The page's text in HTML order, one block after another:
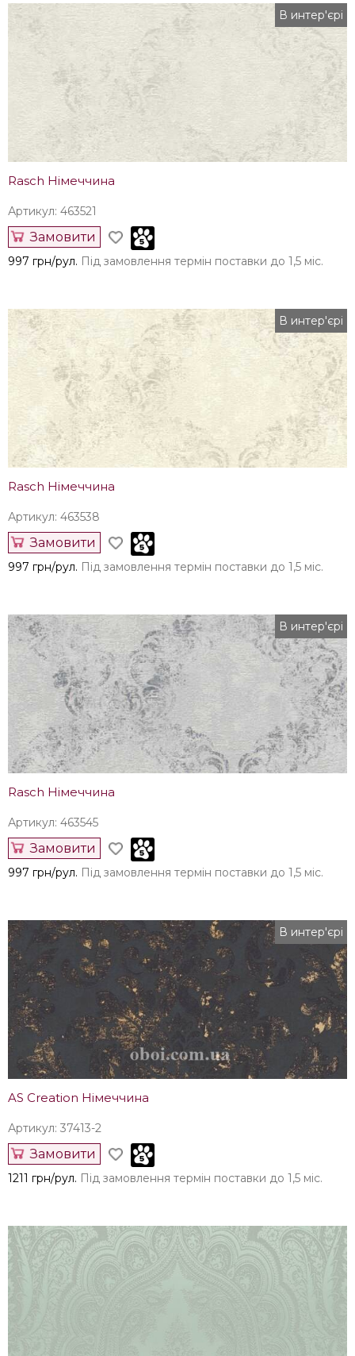
В интер'єрі
Rasch Німеччина
Артикул: 463521
Замовити
997 грн/рул. Під замовлення термін поставки до 1,5 міс.
В интер'єрі
Rasch Німеччина
Артикул: 463538
Замовити
997 грн/рул. Під замовлення термін поставки до 1,5 міс.
В интер'єрі
Rasch Німеччина
Артикул: 463545
Замовити
997 грн/рул. Під замовлення термін поставки до 1,5 міс.
В интер'єрі
AS Creation Німеччина
Артикул: 37413-2
Замовити
1211 грн/рул. Під замовлення термін поставки до 1,5 міс.